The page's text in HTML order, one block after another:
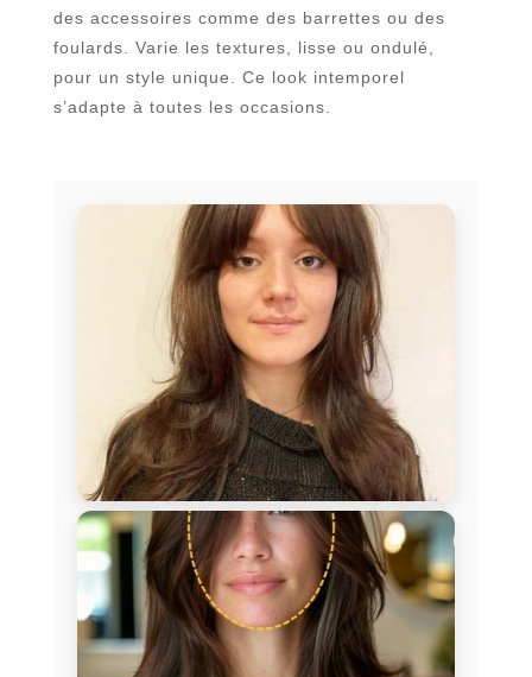
des accessoires comme des barrettes ou des
foulards. Varie les textures, lisse ou ondulé,
pour un style unique. Ce look intemporel
s’adapte à toutes les occasions.